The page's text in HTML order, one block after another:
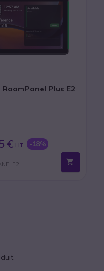
Plus E2
€ HT -18%